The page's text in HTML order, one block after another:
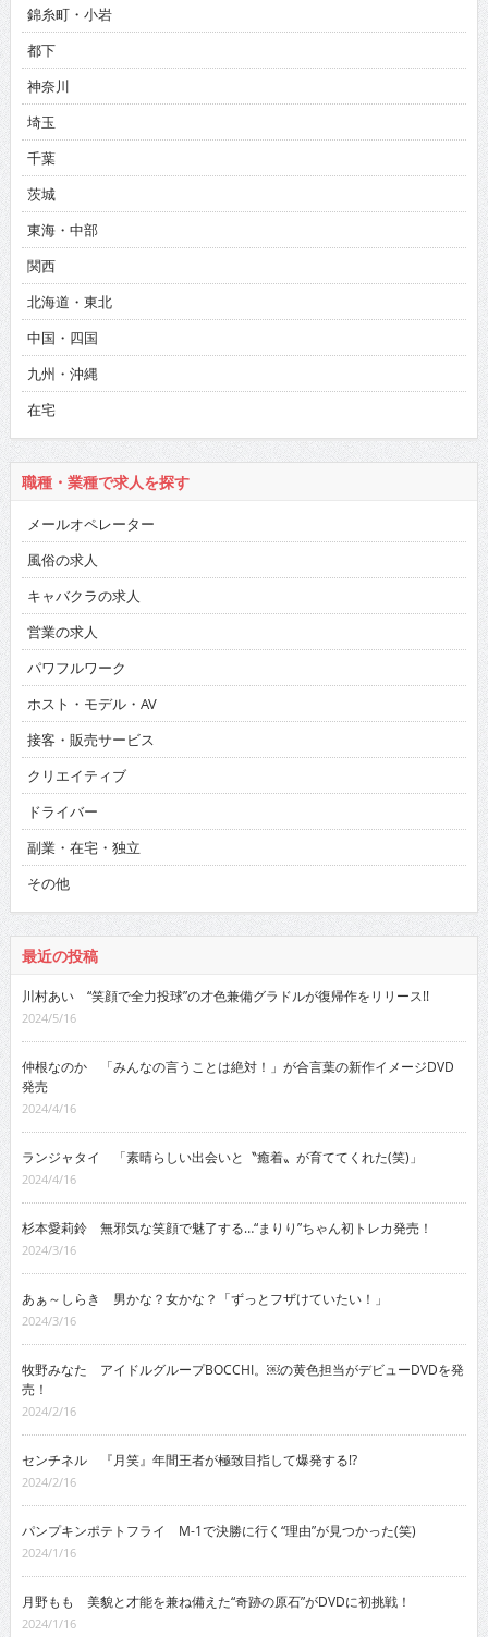
錦糸町・小岩
都下
神奈川
埼玉
千葉
茨城
東海・中部
関西
北海道・東北
中国・四国
九州・沖縄
在宅
職種・業種で求人を探す
メールオペレーター
風俗の求人
キャバクラの求人
営業の求人
パワフルワーク
ホスト・モデル・AV
接客・販売サービス
クリエイティブ
ドライバー
副業・在宅・独立
その他
最近の投稿
川村あい “笑顔で全力投球”の才色兼備グラドルが復帰作をリリース!!
2024/5/16
仲根なのか 「みんなの言うことは絶対！」が合言葉の新作イメージDVD
発売
2024/4/16
ランジャタイ 「素晴らしい出会いと〝癒着〟が育ててくれた(笑)」
2024/4/16
杉本愛莉鈴 無邪気な笑顔で魅了する…“まりり”ちゃん初トレカ発売！
2024/3/16
あぁ～しらき 男かな？女かな？「ずっとフザけていたい！」
2024/3/16
牧野みなた アイドルグループBOCCHI。￼の黄色担当がデビューDVDを発
売！
2024/2/16
センチネル 『月笑』年間王者が極致目指して爆発する!?
2024/2/16
パンプキンポテトフライ M-1で決勝に行く“理由”が見つかった(笑)
2024/1/16
月野もも 美貌と才能を兼ね備えた“奇跡の原石”がDVDに初挑戦！
2024/1/16